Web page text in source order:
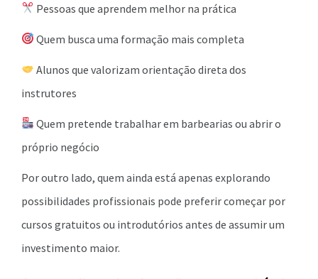
Pessoas que aprendem melhor na prática
Quem busca uma formação mais completa
Alunos que valorizam orientação direta dos
instrutores
Quem pretende trabalhar em barbearias ou abrir o
próprio negócio
Por outro lado, quem ainda está apenas explorando
possibilidades profissionais pode preferir começar por
cursos gratuitos ou introdutórios antes de assumir um
investimento maior.